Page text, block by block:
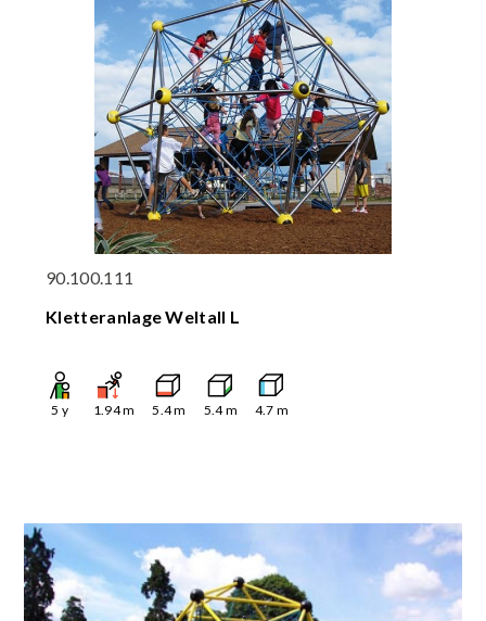
90.100.111
Kletteranlage Weltall L
5 y 1.94m 5.4m 5.4m 4.7 m